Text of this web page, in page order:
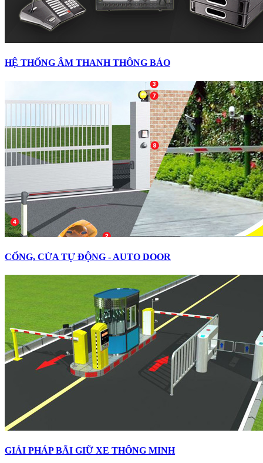
HỆ THỐNG ÂM THANH THÔNG BÁO
CỔNG, CỬA TỰ ĐỘNG - AUTO DOOR
GIẢI PHÁP BÃI GIỮ XE THÔNG MINH